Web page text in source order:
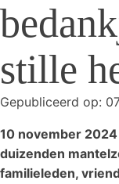
stille
Gepubliceerd op:
10 november
duizenden
familieleden,